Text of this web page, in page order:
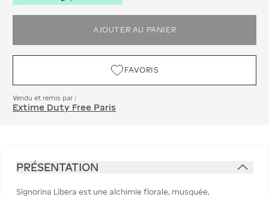
AJOUTER AU PANIER
FAVORIS
Vendu et remis par :
Extime Duty Free Paris
PRÉSENTATION
Signorina Libera est une alchimie florale, musquée,